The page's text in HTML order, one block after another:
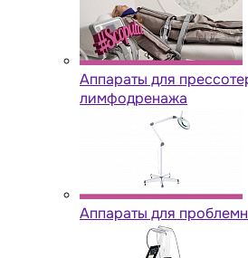
Аппараты для
лимфодренажа
Аппараты для